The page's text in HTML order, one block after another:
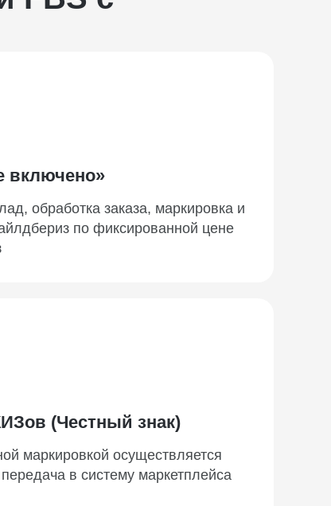
(Честный знак)
маркировкой осуществляется
в систему маркетплейса
включено»
обработка заказа, маркировка и
по фиксированной цене